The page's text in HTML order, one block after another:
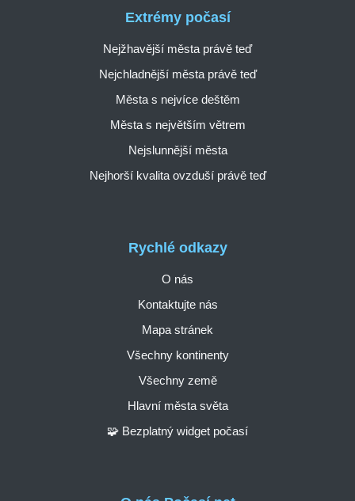
Rychlé odkazy
O nás
Kontaktujte nás
Mapa stránek
Všechny kontinenty
Všechny země
Hlavní města světa
🧩 Bezplatný widget počasí
Extrémy počasí
Nejžhavější města právě teď
Nejchladnější města právě teď
Města s nejvíce deštěm
Města s největším větrem
Nejslunnější města
Nejhorší kvalita ovzduší právě teď